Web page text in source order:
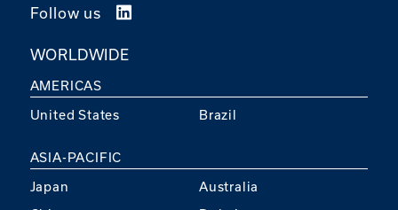
Follow us
WORLDWIDE
AMERICAS
United States Brazil
ASIA-PACIFIC
Japan
Australia